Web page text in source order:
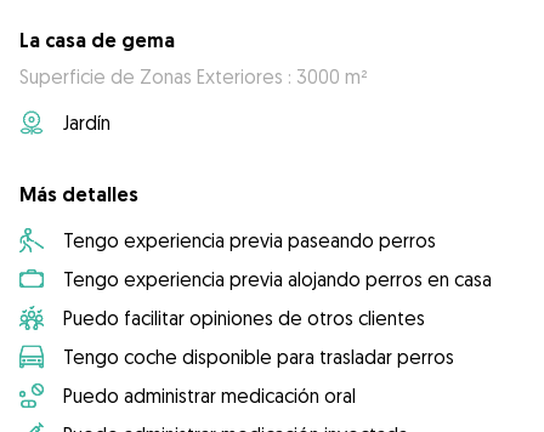
La casa de gema
Superficie de Zonas Exteriores : 3000 m²
Jardín
Más detalles
Tengo experiencia previa paseando perros
Tengo experiencia previa alojando perros en casa
Puedo facilitar opiniones de otros clientes
Tengo coche disponible para trasladar perros
Puedo administrar medicación oral